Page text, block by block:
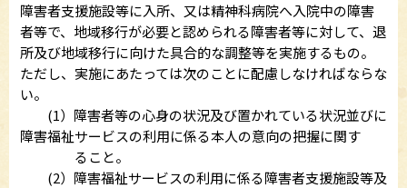
障害者支援施設等に入所、又は精神科病院へ入院中の障害
者等で、地域移行が必要と認められる障害者等に対して、退
所及び地域移行に向けた具合的な調整等を実施するもの。
ただし、実施にあたっては次のことに配慮しなければならな
い。
(1）障害者等の心身の状況及び置かれている状況並びに
障害福祉サービスの利用に係る本人の意向の把握に関す
ること。
(2）障害福祉サービスの利用に係る障害者支援施設等及